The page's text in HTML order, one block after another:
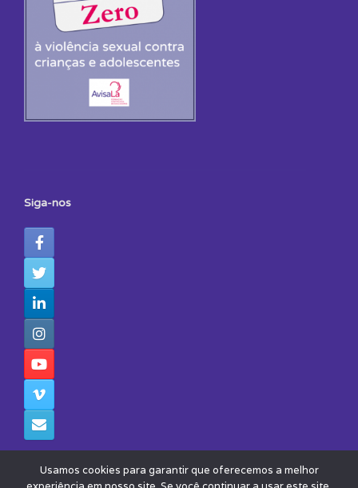
Siga-nos
Usamos cookies para garantir que oferecemos a melhor